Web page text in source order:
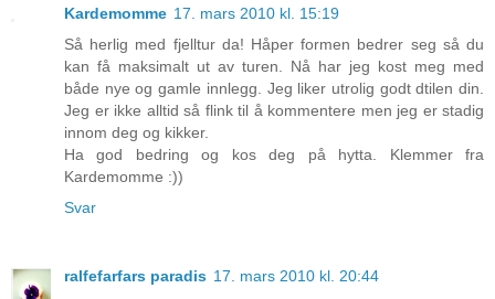
Kardemomme 17. mars 2010 kl. 15:19
Så herlig med fjelltur da! Håper formen bedrer seg så du
kan få maksimalt ut av turen. Nå har jeg kost meg med
både nye og gamle innlegg. Jeg liker utrolig godt dtilen din.
Jeg er ikke alltid så flink til å kommentere men jeg er stadig
innom deg og kikker.
Ha god bedring og kos deg på hytta. Klemmer fra
Kardemomme :))
Svar
ralfefarfars paradis 17. mars 2010 kl. 20:44